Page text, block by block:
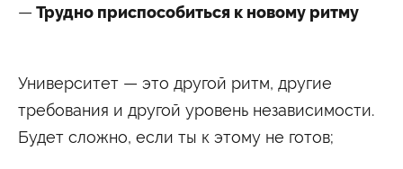
Трудно приспособиться к новому ритму
Университет — это другой ритм, другие
требования и другой уровень независимости.
Будет сложно, если ты к этому не готов;